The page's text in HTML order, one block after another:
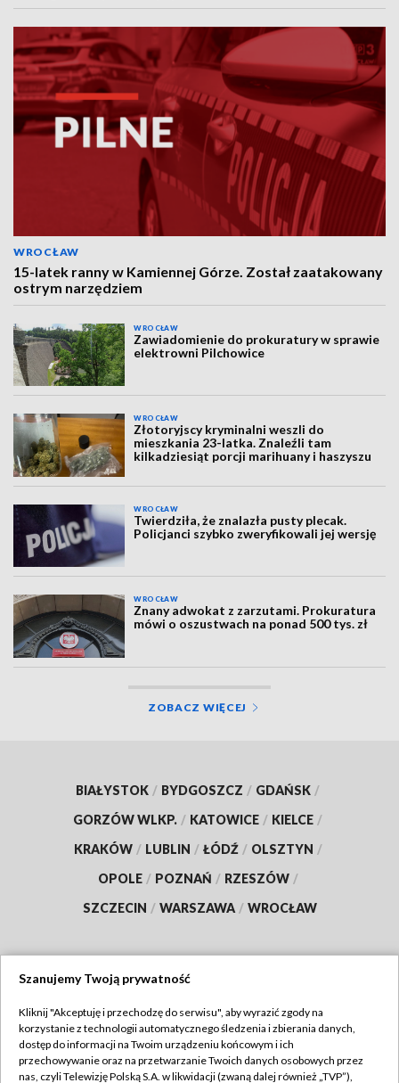
WROCŁAW
15-latek ranny w Kamiennej Górze. Został zaatakowany
ostrym narzędziem
WROCŁAW
Zawiadomienie do prokuratury w sprawie
elektrowni Pilchowice
WROCŁAW
Złotoryjscy kryminalni weszli do
mieszkania 23-latka. Znaleźli tam
kilkadziesiąt porcji marihuany i haszyszu
WROCŁAW
Twierdziła, że znalazła pusty plecak.
Policjanci szybko zweryfikowali jej wersję
WROCŁAW
Znany adwokat z zarzutami. Prokuratura
mówi o oszustwach na ponad 500 tys. zł
ZOBACZ WIĘCEJ
BIAŁYSTOK / BYDGOSZCZ / GDAŃSK /
GORZÓW WLKP. / KATOWICE / KIELCE /
KRAKÓW / LUBLIN / ŁÓDŹ / OLSZTYN /
OPOLE / POZNAŃ / RZESZÓW /
SZCZECIN / WARSZAWA / WROCŁAW
TVP
Abonament TVP
Regulamin TVP
Szanujemy Twoją prywatność
Kliknij "Akceptuję i przechodzę do serwisu", aby wyrazić zgody na
korzystanie z technologii automatycznego śledzenia i zbierania danych,
dostęp do informacji na Twoim urządzeniu końcowym i ich
przechowywanie oraz na przetwarzanie Twoich danych osobowych przez
nas, czyli Telewizję Polską S.A. w likwidacji (zwaną dalej również „TVP”),